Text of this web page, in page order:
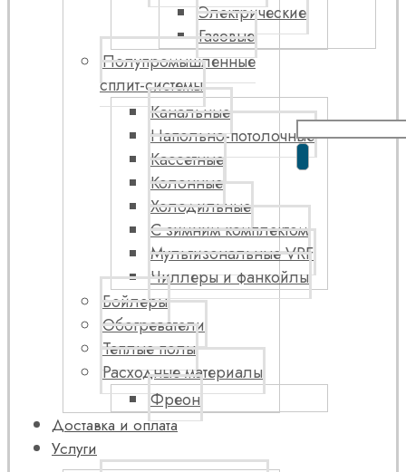
Электрические
Газовые
Полупромышленные
сплит-системы
Канальные
Напольно-потолочные
Кассетные
Колонные
Холодильные
С зимним комплектом
Мультизональные VRF
Чиллеры и фанкойлы
Бойлеры
Обогреватели
Теплые полы
Расходные материалы
Фреон
Доставка и оплата
Услуги